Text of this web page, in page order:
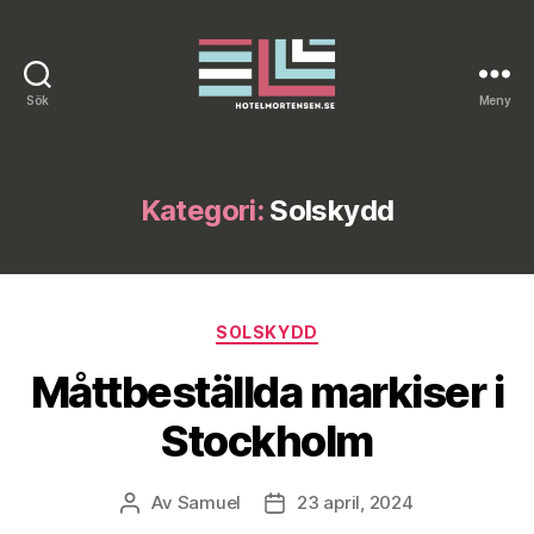
Sök Meny
Kategori: Solskydd
Kategorier
SOLSKYDD
Måttbeställda markiser i
Stockholm
Inläggsförfattare
Av Samuel Inläggsdatum
23 april, 2024